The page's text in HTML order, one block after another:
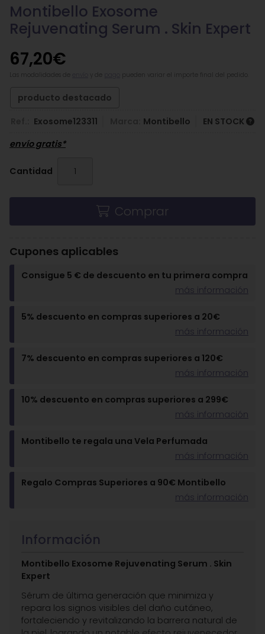
Montibello Exosome
Rejuvenating Serum . Skin Expert
67,20€
pueden variar el importe final del pedido.
producto destacado
Exosome123311 Montibello
EN STOCK
envío gratis*
Cantidad
Comprar
Cupones aplicables
Consigue 5 € de descuento en tu primera compra
más información
5% descuento en compras superiores a 20€
más información
7% descuento en compras superiores a 120€
más información
10% descuento en compras superiores a 299€
más información
Montibello te regala una Vela Perfumada
más información
Regalo Compras Superiores a 90€ Montibello
más información
Información
Montibello Exosome Rejuvenating Serum . Skin
Expert
Sérum de última generación que minimiza y
repara los signos visibles del daño cutáneo,
fortaleciendo y revitalizando la barrera natural de